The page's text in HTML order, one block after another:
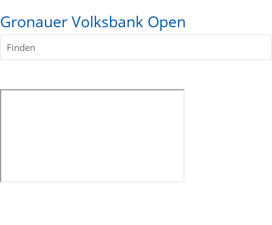
Gronauer Volksbank Open
Finden